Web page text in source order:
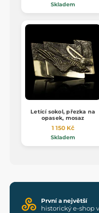
Skladem
Letící sokol, přezka na
opasek, mosaz
1 150 Kč
Skladem
První a největší
historický e-shop